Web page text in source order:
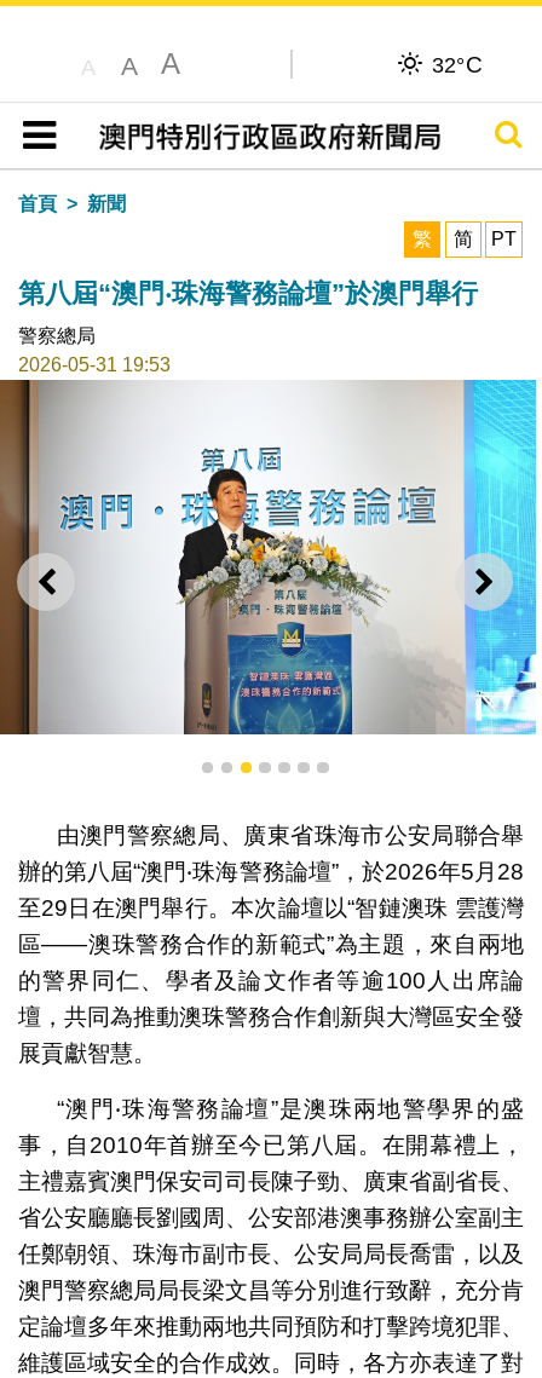
A A A 32°C
目錄
搜尋
首頁
新聞
繁
简 PT
第八屆“澳門‧珠海警務論壇”於澳門舉行
警察總局
2026-05-31 19:53
上一則 下一
廣東省副省長、省公安廳廳長劉國周在開幕式致辭
1 2 3 4 5 6 7
由澳門警察總局、廣東省珠海市公安局聯合舉
辦的第八屆“澳門‧珠海警務論壇”，於2026年5月28
至29日在澳門舉行。本次論壇以“智鏈澳珠 雲護灣
區——澳珠警務合作的新範式”為主題，來自兩地
的警界同仁、學者及論文作者等逾100人出席論
壇，共同為推動澳珠警務合作創新與大灣區安全發
展貢獻智慧。
“澳門‧珠海警務論壇”是澳珠兩地警學界的盛
事，自2010年首辦至今已第八屆。在開幕禮上，
主禮嘉賓澳門保安司司長陳子勁、廣東省副省長、
省公安廳廳長劉國周、公安部港澳事務辦公室副主
任鄭朝領、珠海市副市長、公安局局長喬雷，以及
澳門警察總局局長梁文昌等分別進行致辭，充分肯
定論壇多年來推動兩地共同預防和打擊跨境犯罪、
維護區域安全的合作成效。同時，各方亦表達了對